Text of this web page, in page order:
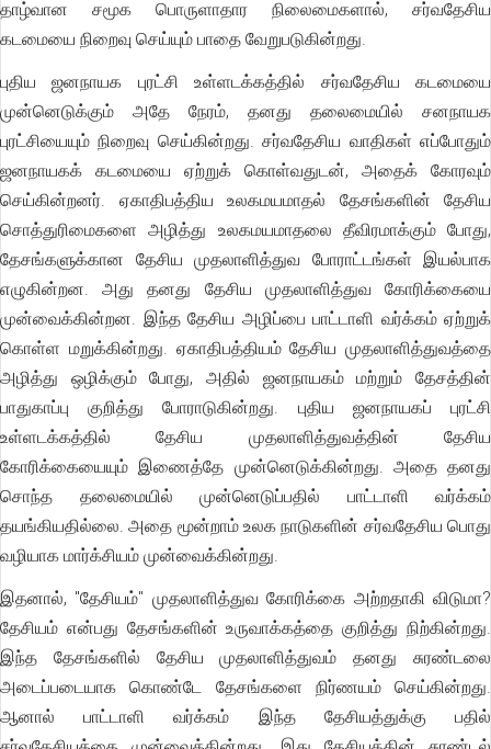
தாழ்வான சமூக பொருளாதார நிலைமைகளால், சர்வதேசிய
கடமையை நிறைவு செய்யும் பாதை வேறுபடுகின்றது.
புதிய ஜனநாயக புரட்சி உள்ளடக்கத்தில் சர்வதேசிய கடமையை
முன்னெடுக்கும் அதே நேரம், தனது தலைமையில் சனநாயக
புரட்சியையும் நிறைவு செய்கின்றது. சர்வதேசிய வாதிகள் எப்போதும்
ஜனநாயகக் கடமையை ஏற்றுக் கொள்வதுடன், அதைக் கோரவும்
செய்கின்றனர். ஏகாதிபத்திய உலகமயமாதல் தேசங்களின் தேசிய
சொத்துரிமைகளை அழித்து உலகமயமாதலை தீவிரமாக்கும் போது,
தேசங்களுக்கான தேசிய முதலாளித்துவ போராட்டங்கள் இயல்பாக
எழுகின்றன. அது தனது தேசிய முதலாளித்துவ கோரிக்கையை
முன்வைக்கின்றன. இந்த தேசிய அழிப்பை பாட்டாளி வர்க்கம் ஏற்றுக்
கொள்ள மறுக்கின்றது. ஏகாதிபத்தியம் தேசிய முதலாளித்துவத்தை
அழித்து ஒழிக்கும் போது, அதில் ஜனநாயகம் மற்றும் தேசத்தின்
பாதுகாப்பு குறித்து போராடுகின்றது. புதிய ஜனநாயகப் புரட்சி
உள்ளடக்கத்தில் தேசிய முதலாளித்துவத்தின் தேசிய
கோரிக்கையையும் இணைத்தே முன்னெடுக்கின்றது. அதை தனது
சொந்த தலைமையில் முன்னெடுப்பதில் பாட்டாளி வர்க்கம்
தயங்கியதில்லை. அதை மூன்றாம் உலக நாடுகளின் சர்வதேசிய பொது
வழியாக மார்க்சியம் முன்வைக்கின்றது.
இதனால், "தேசியம்" முதலாளித்துவ கோரிக்கை அற்றதாகி விடுமா?
தேசியம் என்பது தேசங்களின் உருவாக்கத்தை குறித்து நிற்கின்றது.
இந்த தேசங்களில் தேசிய முதலாளித்துவம் தனது சுரண்டலை
அடைப்படையாக கொண்டே தேசங்களை நிர்ணயம் செய்கின்றது.
ஆனால் பாட்டாளி வர்க்கம் இந்த தேசியத்துக்கு பதில்